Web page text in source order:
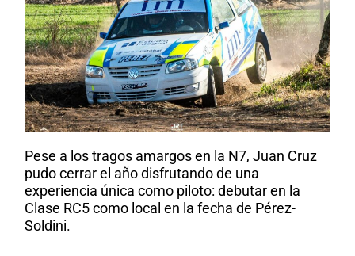
Pese a los tragos amargos en la N7, Juan Cruz
pudo cerrar el año disfrutando de una
experiencia única como piloto: debutar en la
Clase RC5 como local en la fecha de Pérez-
Soldini.